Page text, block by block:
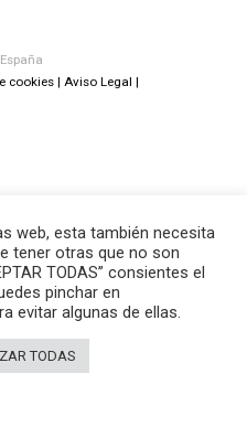
cookies
Aviso Legal
web, esta también necesita
tener otras que no son
TODAS” consientes el
pinchar en
evitar algunas de ellas.
TODAS